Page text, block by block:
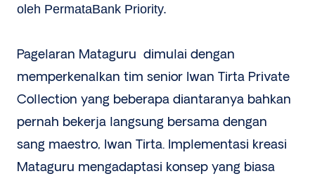
oleh PermataBank Priority.
Pagelaran Mataguru dimulai dengan
memperkenalkan tim senior Iwan Tirta Private
Collection yang beberapa diantaranya bahkan
pernah bekerja langsung bersama dengan
sang maestro, Iwan Tirta. Implementasi kreasi
Mataguru mengadaptasi konsep yang biasa